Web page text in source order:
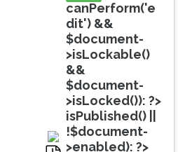
canPerform('e
dit') &&
$document-
>isLockable()
&&
$document-
>isLocked()): ?>
isPublished() ||
!$document-
>enabled): ?>